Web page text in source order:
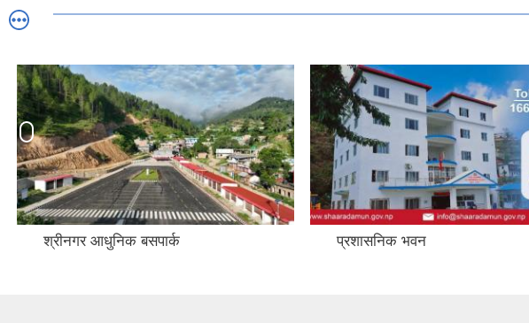
प्रशासनिक भवन कर्मचारी क्षमता अभिबृद्बि तालिम ।